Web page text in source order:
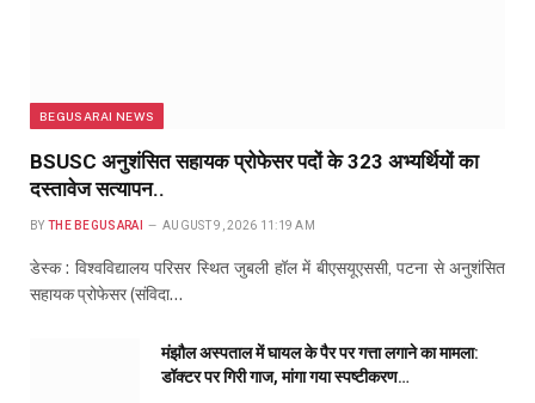
BEGUSARAI NEWS
BSUSC अनुशंसित सहायक प्रोफेसर पदों के 323 अभ्यर्थियों का
दस्तावेज सत्यापन..
BY THE BEGUSARAI AUGUST 9, 2026 11:19 AM
डेस्क : विश्वविद्यालय परिसर स्थित जुबली हॉल में बीएसयूएससी, पटना से अनुशंसित
सहायक प्रोफेसर (संविदा…
मंझौल अस्पताल में घायल के पैर पर गत्ता लगाने का मामला:
डॉक्टर पर गिरी गाज, मांगा गया स्पष्टीकरण…